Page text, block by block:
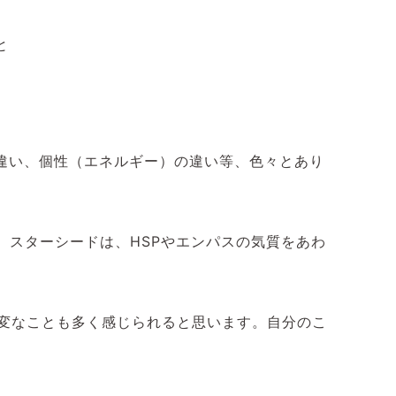
、 個性（エネルギー）の違い等、色々とあり
スターシードは、HSPやエンパスの気質をあわ
なことも多く感じられると思います。 自分のこ